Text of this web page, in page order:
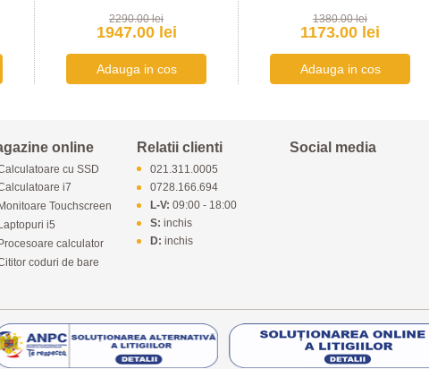
comanda
2290.00 lei
1947.00 lei
1380.00 lei
1173.00 lei
online
cu SSD
i7
Monitoare Touchscreen
i5
calculator
coduri de bare
Relatii clienti
021.311.0005
0728.166.694
L-V: 09:00 - 18:00
S: inchis
D: inchis
Social media